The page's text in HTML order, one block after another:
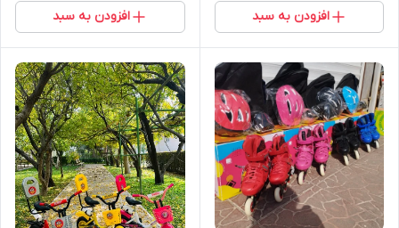
افزودن به سبد افزودن به سبد